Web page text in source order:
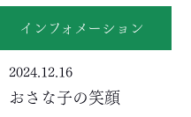
インフォメーション
2024.12.16
おさな子の笑顔